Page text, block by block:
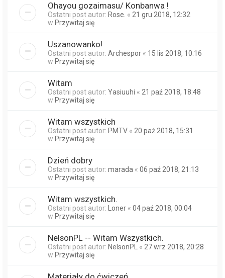
Ohayou gozaimasu/ Konbanwa !
Ostatni post autor: Rose. « 21 gru 2018, 12:32
w Przywitaj się
Uszanowanko!
Ostatni post autor: Archespor « 15 lis 2018, 10:16
w Przywitaj się
Witam
Ostatni post autor: Yasiuuhi « 21 paź 2018, 18:48
w Przywitaj się
Witam wszystkich
Ostatni post autor: PMTV « 20 paź 2018, 15:31
w Przywitaj się
Dzień dobry
Ostatni post autor: marada « 06 paź 2018, 21:13
w Przywitaj się
Witam wszystkich.
Ostatni post autor: Loner « 04 paź 2018, 00:04
w Przywitaj się
NelsonPL -- Witam Wszystkich.
Ostatni post autor: NelsonPL « 27 wrz 2018, 20:28
w Przywitaj się